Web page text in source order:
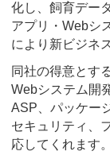
化し、飼育デー
アプリ・Webシ
により新ビジネ
同社の得意とす
Webシステム開
ASP、パッケー
セキュリティ、
応してくれます